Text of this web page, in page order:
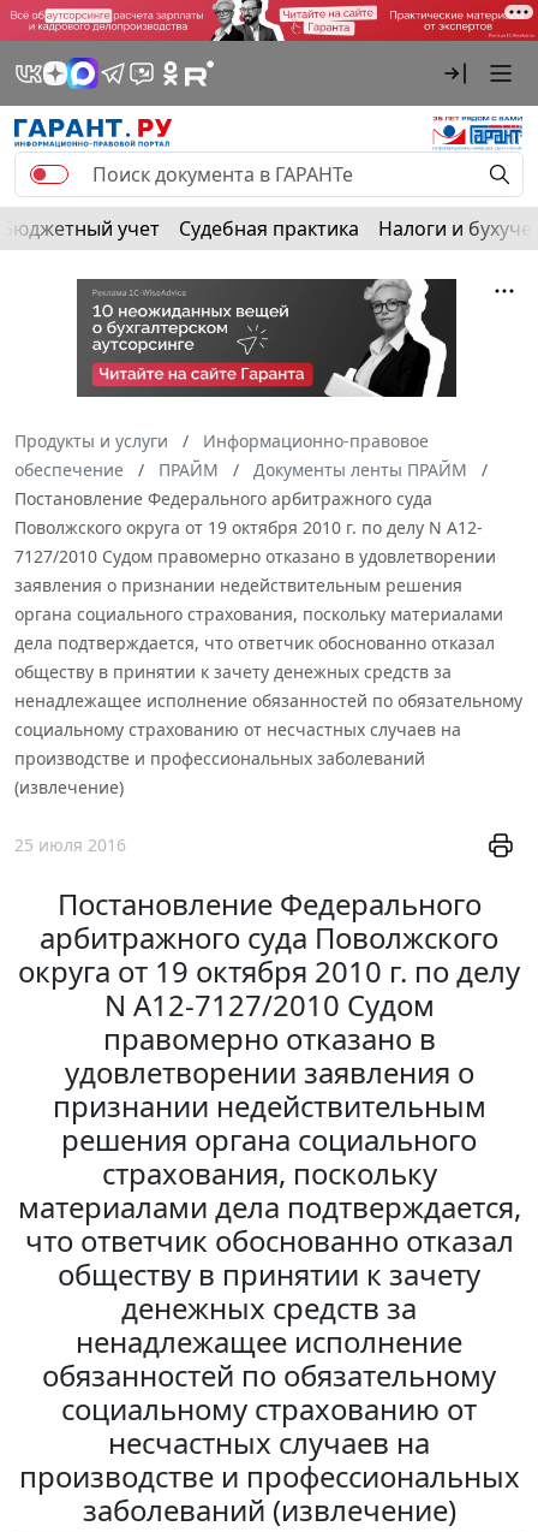
Бюджетный учет Судебная практика Налоги и
Продукты и услуги
Информационно-правовое
обеспечение
ПРАЙМ
Документы ленты ПРАЙМ
Постановление Федерального арбитражного суда
Поволжского округа от 19 октября 2010 г. по делу N А12-
7127/2010 Судом правомерно отказано в удовлетворении
заявления о признании недействительным решения
органа социального страхования, поскольку материалами
дела подтверждается, что ответчик обоснованно отказал
обществу в принятии к зачету денежных средств за
ненадлежащее исполнение обязанностей по обязательному
социальному страхованию от несчастных случаев на
производстве и профессиональных заболеваний
(извлечение)
25 июля 2016
Постановление Федерального
арбитражного суда Поволжского
округа от 19 октября 2010 г. по делу
N А12-7127/2010 Судом
правомерно отказано в
удовлетворении заявления о
признании недействительным
решения органа социального
страхования, поскольку
материалами дела подтверждается,
что ответчик обоснованно отказал
обществу в принятии к зачету
денежных средств за
ненадлежащее исполнение
обязанностей по обязательному
социальному страхованию от
несчастных случаев на
производстве и профессиональных
заболеваний (извлечение)